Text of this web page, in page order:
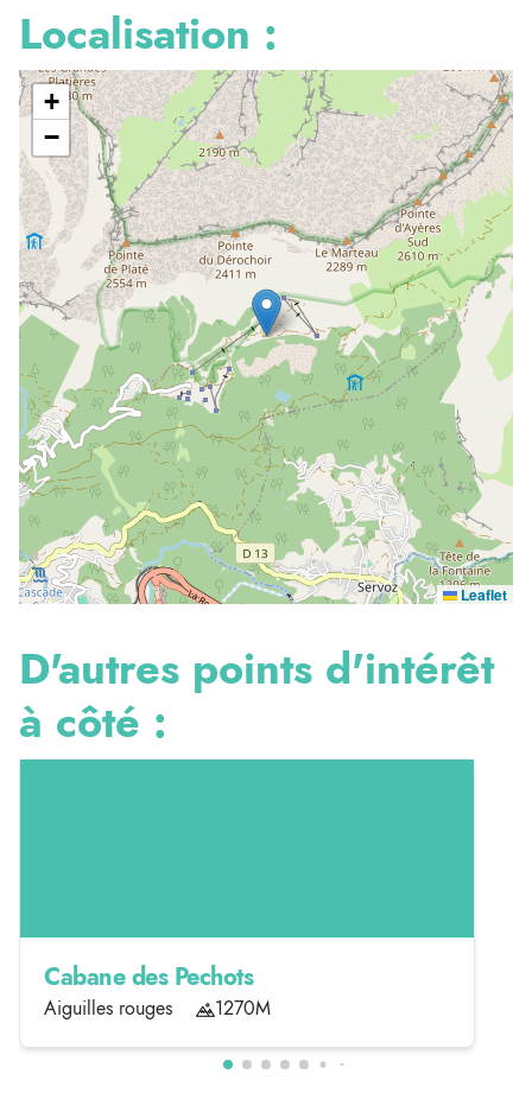
Localisation :
+
−
Leaflet
D'autres points d'intérêt
à côté :
Cabane des Pechots
Aiguilles rouges 1270M